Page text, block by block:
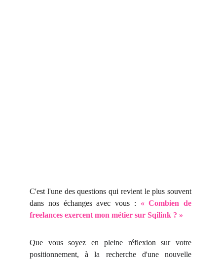
C'est l'une des questions qui revient le plus souvent
dans nos échanges avec vous : « Combien de
freelances exercent mon métier sur Sqilink ? »
Que vous soyez en pleine réflexion sur votre
positionnement, à la recherche d'une nouvelle